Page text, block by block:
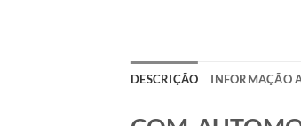
DESCRIÇÃO INFORMAÇÃO